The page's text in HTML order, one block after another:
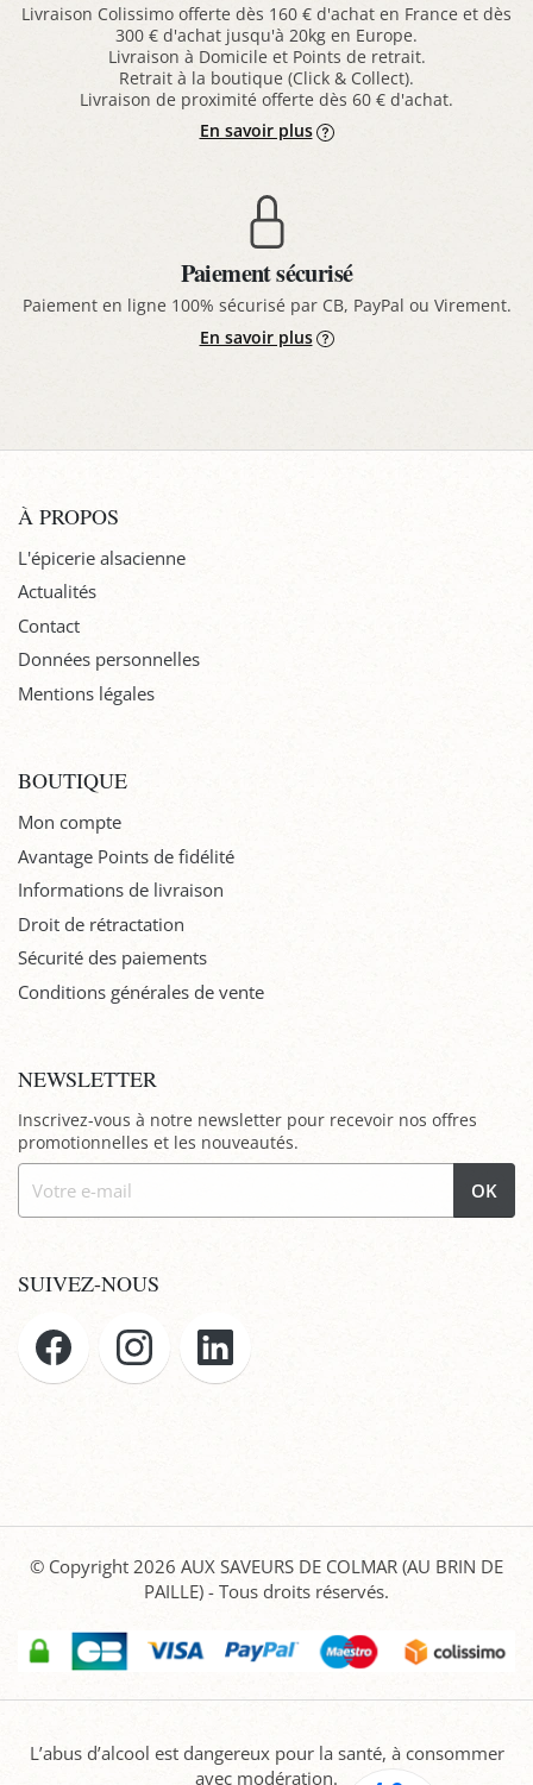
Livraison Colissimo offerte dès 160 € d'achat en France et dès
300 € d'achat jusqu'à 20kg en Europe.
Livraison à Domicile et Points de retrait.
Retrait à la boutique (Click & Collect).
Livraison de proximité offerte dès 60 € d'achat.
En savoir plus
Paiement sécurisé
Paiement en ligne 100% sécurisé par CB, PayPal ou Virement.
En savoir plus
À PROPOS
L'épicerie alsacienne
Actualités
Contact
Données personnelles
Mentions légales
BOUTIQUE
Mon compte
Avantage Points de fidélité
Informations de livraison
Droit de rétractation
Sécurité des paiements
Conditions générales de vente
NEWSLETTER
Inscrivez-vous à notre newsletter pour recevoir nos offres
promotionnelles et les nouveautés.
OK
SUIVEZ-NOUS
© Copyright 2026 AUX SAVEURS DE COLMAR (AU BRIN DE
PAILLE) - Tous droits réservés.
L’abus d’alcool est dangereux pour la santé, à consommer
avec modération.